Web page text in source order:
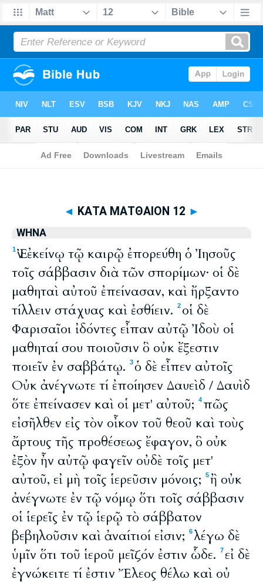
Biblia>WHNA> ΚΑΤΑ ΜΑΤΘΑΙΟΝ 12
◄ ΚΑΤΑ ΜΑΤΘΑΙΟΝ 12 ►
WHNA
1Ἐν ἐκείνῳ τῷ καιρῷ ἐπορεύθη ὁ Ἰησοῦς
τοῖς σάββασιν διὰ τῶν σπορίμων· οἱ δὲ
μαθηταὶ αὐτοῦ ἐπείνασαν, καὶ ἤρξαντο
τίλλειν στάχυας καὶ ἐσθίειν.
2 οἱ δὲ
Φαρισαῖοι ἰδόντες εἶπαν αὐτῷ Ἰδοὺ οἱ
μαθηταί σου ποιοῦσιν ὃ οὐκ ἔξεστιν
ποιεῖν ἐν σαββάτῳ.
3ὁ δὲ εἶπεν αὐτοῖς
Οὐκ ἀνέγνωτε τί ἐποίησεν Δαυεὶδ / Δαυὶδ
ὅτε ἐπείνασεν καὶ οἱ μετ' αὐτοῦ;
4πῶς
εἰσῆλθεν εἰς τὸν οἶκον τοῦ θεοῦ καὶ τοὺς
ἄρτους τῆς προθέσεως ἔφαγον, ὃ οὐκ
ἐξὸν ἦν αὐτῷ φαγεῖν οὐδὲ τοῖς μετ'
αὐτοῦ, εἰ μὴ τοῖς ἱερεῦσιν μόνοις;
5ἢ οὐκ
ἀνέγνωτε ἐν τῷ νόμῳ ὅτι τοῖς σάββασιν
οἱ ἱερεῖς ἐν τῷ ἱερῷ τὸ σάββατον
βεβηλοῦσιν καὶ ἀναίτιοί εἰσιν;
6λέγω δὲ
ὑμῖν ὅτι τοῦ ἱεροῦ μεῖζόν ἐστιν ὧδε.
7 εἰ δὲ
ἐγνώκειτε τί ἐστιν Ἔλεος θέλω καὶ οὐ